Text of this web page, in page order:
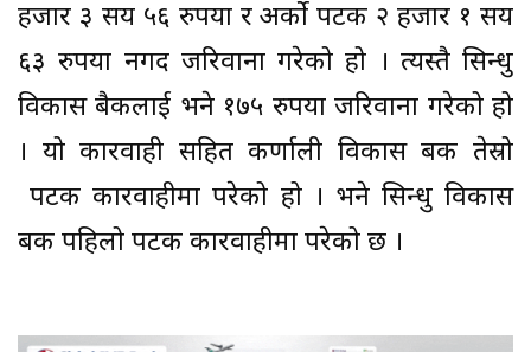
हजार ३ सय ५६ रुपैंया र अर्काे पटक २ हजार १ सय
६३ रुपैंया नगद जरिवाना गरेको हो । त्यस्तै सिन्धु
विकास बैकलाई भने १७५ रुपैंया जरिवाना गरेको हो
। यो कारवाही सहित कर्णाली विकास बैंक तेस्रो
पटक कारवाहीमा परेको हो । भने सिन्धु विकास
बैंक पहिलो पटक कारवाहीमा परेको छ ।